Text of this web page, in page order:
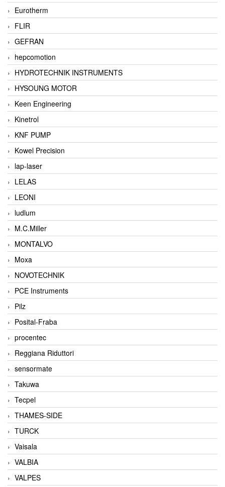
Eurotherm
FLIR
GEFRAN
hepcomotion
HYDROTECHNIK INSTRUMENTS
HYSOUNG MOTOR
Keen Engineering
Kinetrol
KNF PUMP
Kowel Precision
lap-laser
LELAS
LEONI
ludlum
M.C.Miller
MONTALVO
Moxa
NOVOTECHNIK
PCE Instruments
Pilz
Posital-Fraba
procentec
Reggiana Riduttori
sensormate
Takuwa
Tecpel
THAMES-SIDE
TURCK
Vaisala
VALBIA
VALPES